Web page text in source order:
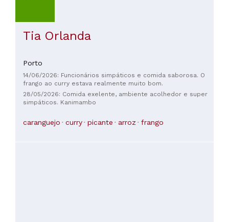
Tia Orlanda
Porto
14/06/2026: Funcionários simpáticos e comida saborosa. O
frango ao curry estava realmente muito bom.
28/05/2026: Comida exelente, ambiente acolhedor e super
simpáticos. Kanimambo
caranguejo curry picante arroz frango